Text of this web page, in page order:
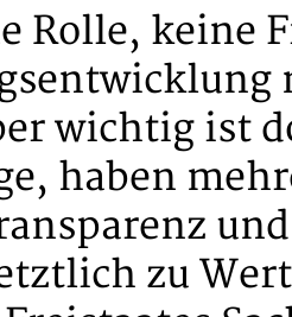
Rolle, keine
wichtig ist
haben
zu